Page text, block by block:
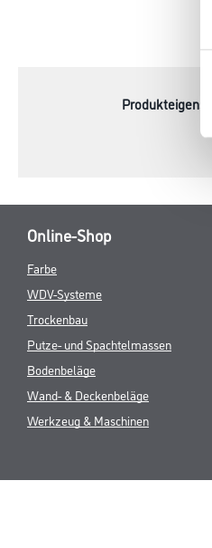
Online-Shop
Farbe
WDV-Systeme
Trockenbau
Putze- und Spachtelmassen
Bodenbeläge
Wand- & Deckenbeläge
Werkzeug & Maschinen